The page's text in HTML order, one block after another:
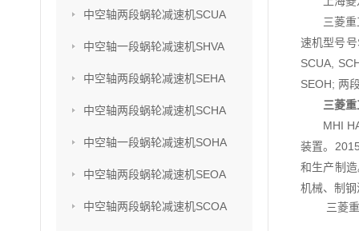
中空轴两段蜗轮减速机SCUA
中空轴一段蜗轮减速机SHVA
中空轴两段蜗轮减速机SEHA
中空轴两段蜗轮减速机SCHA
中空轴一段蜗轮减速机SOHA
中空轴两段蜗轮减速机SEOA
中空轴两段蜗轮减速机SCOA
三菱
速机型号
SCUA,
SEOH; 两
三菱
MHI
装置。
和生产制
机械、制
三菱